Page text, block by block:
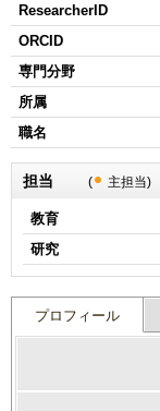
ResearcherID
ORCID
専門分野
所属
職名
( 主担当)
教育
研究
プロフィール